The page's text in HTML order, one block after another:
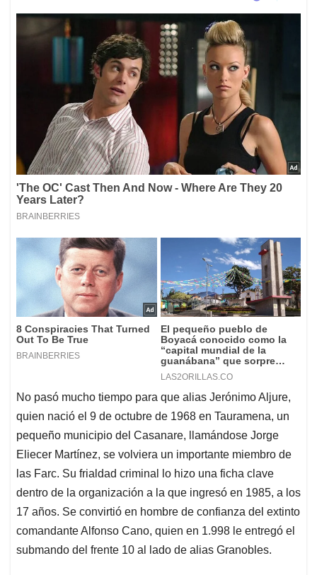
No pasó mucho tiempo para que alias Jerónimo Aljure,
quien nació el 9 de octubre de 1968 en Tauramena, un
pequeño municipio del Casanare, llamándose Jorge
Eliecer Martínez, se volviera un importante miembro de
las Farc. Su frialdad criminal lo hizo una ficha clave
dentro de la organización a la que ingresó en 1985, a los
17 años. Se convirtió en hombre de confianza del extinto
comandante Alfonso Cano, quien en 1.998 le entregó el
submando del frente 10 al lado de alias Granobles.